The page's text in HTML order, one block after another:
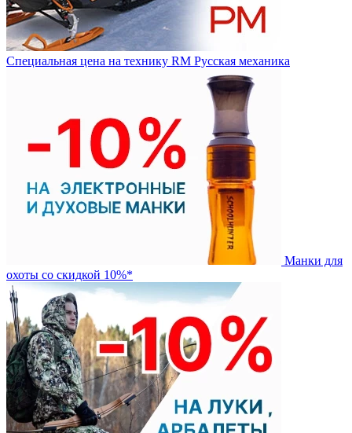
Специальная цена на технику RM Русская механика
Манки для
охоты со скидкой 10%*